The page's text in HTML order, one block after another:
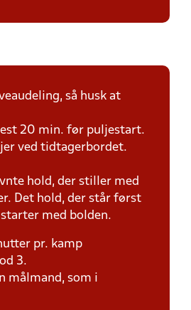
så husk at
20 min. før puljestart.
ved tidtagerbordet.
hold, der stiller med
Det hold, der står først
med bolden.
pr. kamp
3.
målmand, som i